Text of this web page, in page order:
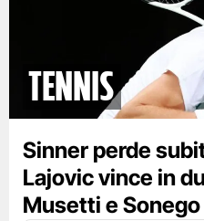
Tennis
Sinner perde
Lajovic vince in
Musetti e Sonego